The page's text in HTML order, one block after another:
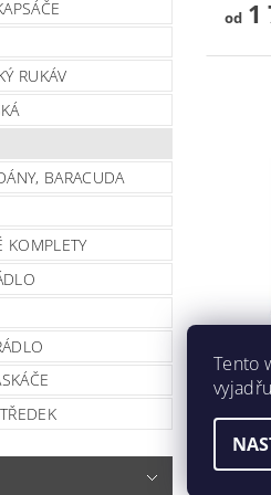
RUKÁV
BARACUDA
KOMPLETY
od1
Tento